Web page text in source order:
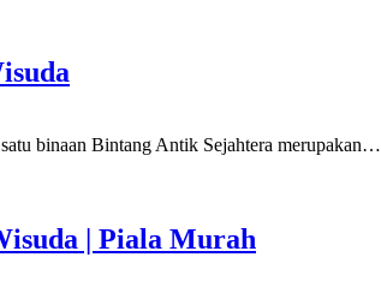
binaan Bintang Antik Sejahtera merupakan…
| Piala Murah